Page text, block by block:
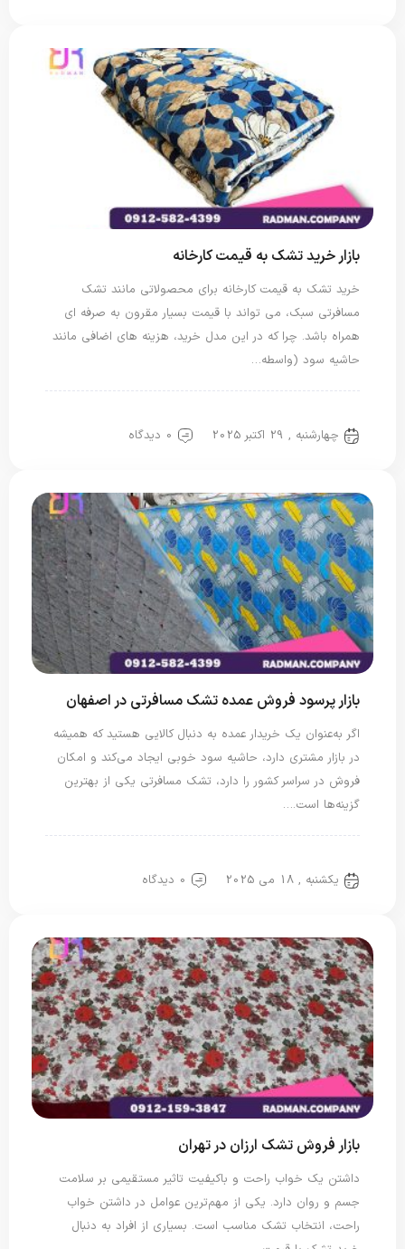
بازار خرید تشک به قیمت کارخانه
خرید تشک به قیمت کارخانه برای محصولاتی مانند تشک
مسافرتی سبک، می تواند با قیمت بسیار مقرون به صرفه ای
همراه باشد. چرا که در این مدل خرید، هزینه های اضافی مانند
حاشیه سود (واسطه…
چهارشنبه , 29 اکتبر 2025 0 دیدگاه
بازار پرسود فروش عمده تشک مسافرتی در اصفهان
اگر به‌عنوان یک خریدار عمده به دنبال کالایی هستید که همیشه
در بازار مشتری دارد، حاشیه سود خوبی ایجاد می‌کند و امکان
فروش در سراسر کشور را دارد، تشک مسافرتی یکی از بهترین
گزینه‌ها است.…
یکشنبه , 18 می 2025 0 دیدگاه
بازار فروش تشک ارزان در تهران
داشتن یک خواب راحت و باکیفیت تاثیر مستقیمی بر سلامت
جسم و روان دارد. یکی از مهم‌ترین عوامل در داشتن خواب
راحت، انتخاب تشک مناسب است. بسیاری از افراد به دنبال